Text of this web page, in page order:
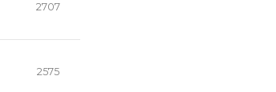
2707
2575